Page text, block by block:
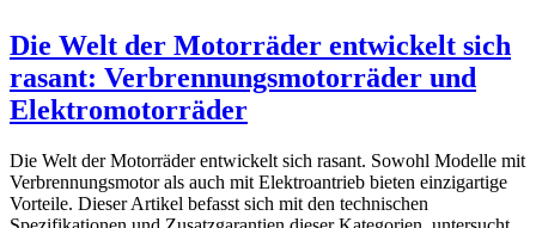
Die Welt der Motorräder entwickelt sich
rasant: Verbrennungsmotorräder und
Elektromotorräder
Die Welt der Motorräder entwickelt sich rasant. Sowohl Modelle mit
Verbrennungsmotor als auch mit Elektroantrieb bieten einzigartige
Vorteile. Dieser Artikel befasst sich mit den technischen